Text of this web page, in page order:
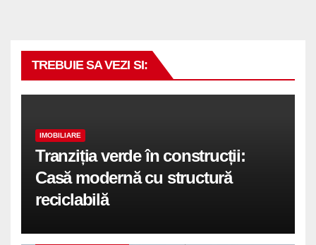
TREBUIE SA VEZI SI:
IMOBILIARE
Tranziția verde în construcții:
Casă modernă cu structură
reciclabilă